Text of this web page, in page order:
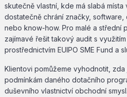
skutečně vlastní, kde má slabá místa
dostatečně chrání značky,
nebo know-how. Pro malé a střední
zajímavé řešit takový audit s
prostřednictvím EUIPO SME Fund a
Klientovi pomůžeme vyhodnotit,
podmínkám daného dotačního
duševního vlastnictví obchodní